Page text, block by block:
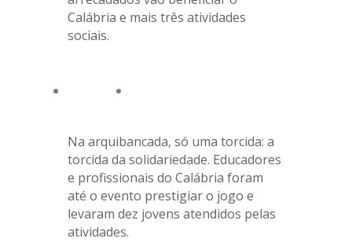
Calábria e mais três atividades
sociais.
Na arquibancada, só uma torcida: a
torcida da solidariedade. Educadores
e profissionais do Calábria foram
até o evento prestigiar o jogo e
levaram dez jovens atendidos pelas
atividades.